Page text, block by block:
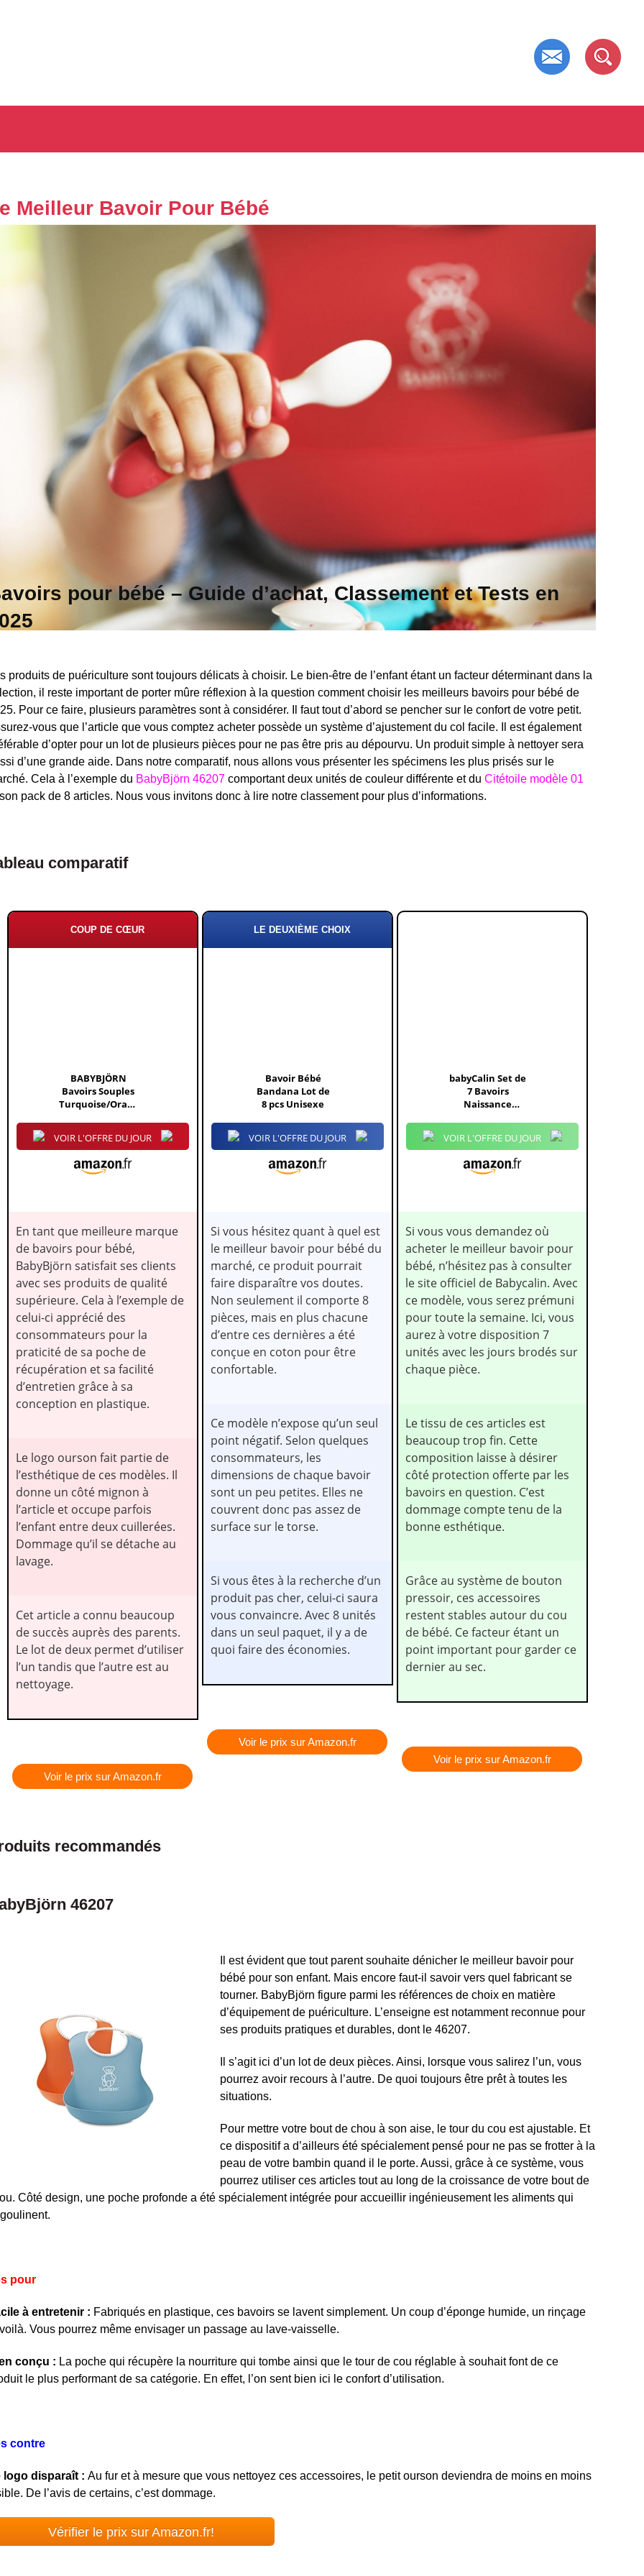
Meilleur Bavoir Pour Bébé
pour bébé – Guide d’achat, Classement et Tests en
produits de puériculture sont toujours délicats à choisir. Le bien-être de l’enfant étant un facteur déterminant dans la
il reste important de porter mûre réflexion à la question comment choisir les meilleurs bavoirs pour bébé de
Pour ce faire, plusieurs paramètres sont à considérer. Il faut tout d’abord se pencher sur le confort de votre petit.
vous que l’article que vous comptez acheter possède un système d’ajustement du col facile. Il est également
d’opter pour un lot de plusieurs pièces pour ne pas être pris au dépourvu. Un produit simple à nettoyer sera
d’une grande aide. Dans notre comparatif, nous allons vous présenter les spécimens les plus prisés sur le
Cela à l’exemple du BabyBjörn 46207 comportant deux unités de couleur différente et duCitétoile modèle 01
pack de 8 articles. Nous vous invitons donc à lire notre classement pour plus d’informations.
comparatif
COUP DE CŒUR
BABYBJÖRN
Bavoirs Souples
Turquoise/Orange
VOIR L'OFFRE DU JOUR
En tant que meilleure marque
de bavoirs pour bébé,
BabyBjörn satisfait ses clients
avec ses produits de qualité
supérieure. Cela à l’exemple de
celui-ci apprécié des
consommateurs pour la
praticité de sa poche de
récupération et sa facilité
d’entretien grâce à sa
conception en plastique.
Le logo ourson fait partie de
l’esthétique de ces modèles. Il
donne un côté mignon à
l’article et occupe parfois
l’enfant entre deux cuillerées.
Dommage qu’il se détache au
lavage.
Cet article a connu beaucoup
de succès auprès des parents.
Le lot de deux permet d’utiliser
l’un tandis que l’autre est au
nettoyage.
Voir le prix sur Amazon.fr
LE DEUXIÈME CHOIX
Bavoir Bébé
Bandana Lot de
8 pcs Unisexe
VOIR L'OFFRE DU JOUR
Si vous hésitez quant à quel est
le meilleur bavoir pour bébé du
marché, ce produit pourrait
faire disparaître vos doutes.
Non seulement il comporte 8
pièces, mais en plus chacune
d’entre ces dernières a été
conçue en coton pour être
confortable.
Ce modèle n’expose qu’un seul
point négatif. Selon quelques
consommateurs, les
dimensions de chaque bavoir
sont un peu petites. Elles ne
couvrent donc pas assez de
surface sur le torse.
Si vous êtes à la recherche d’un
produit pas cher, celui-ci saura
vous convaincre. Avec 8 unités
dans un seul paquet, il y a de
quoi faire des économies.
Voir le prix sur Amazon.fr
babyCalin Set de
7 Bavoirs
Naissance
VOIR L'OFFRE DU JOUR
Si vous vous demandez où
acheter le meilleur bavoir pour
bébé, n’hésitez pas à consulter
le site officiel de Babycalin. Avec
ce modèle, vous serez prémuni
pour toute la semaine. Ici, vous
aurez à votre disposition 7
unités avec les jours brodés sur
chaque pièce.
Le tissu de ces articles est
beaucoup trop fin. Cette
composition laisse à désirer
côté protection offerte par les
bavoirs en question. C’est
dommage compte tenu de la
bonne esthétique.
Grâce au système de bouton
pressoir, ces accessoires
restent stables autour du cou
de bébé. Ce facteur étant un
point important pour garder ce
dernier au sec.
Voir le prix sur Amazon.fr
recommandés
46207
Il est évident que tout parent souhaite dénicher le meilleur bavoir pour
bébé pour son enfant. Mais encore faut-il savoir vers quel fabricant se
tourner. BabyBjörn figure parmi les références de choix en matière
d’équipement de puériculture. L’enseigne est notamment reconnue pour
ses produits pratiques et durables, dont le 46207.
Il s’agit ici d’un lot de deux pièces. Ainsi, lorsque vous salirez l’un, vous
pourrez avoir recours à l’autre. De quoi toujours être prêt à toutes les
situations.
Pour mettre votre bout de chou à son aise, le tour du cou est ajustable. Et
ce dispositif a d’ailleurs été spécialement pensé pour ne pas se frotter à la
peau de votre bambin quand il le porte. Aussi, grâce à ce système, vous
pourrez utiliser ces articles tout au long de la croissance de votre bout de
Côté design, une poche profonde a été spécialement intégrée pour accueillir ingénieusement les aliments qui
pour
à entretenir : Fabriqués en plastique, ces bavoirs se lavent simplement. Un coup d’éponge humide, un rinçage
Vous pourrez même envisager un passage au lave-vaisselle.
conçu : La poche qui récupère la nourriture qui tombe ainsi que le tour de cou réglable à souhait font de ce
le plus performant de sa catégorie. En effet, l’on sent bien ici le confort d’utilisation.
contre
logo disparaît :Au fur et à mesure que vous nettoyez ces accessoires, le petit ourson deviendra de moins en moins
De l’avis de certains, c’est dommage.
Vérifier le prix sur Amazon.fr!